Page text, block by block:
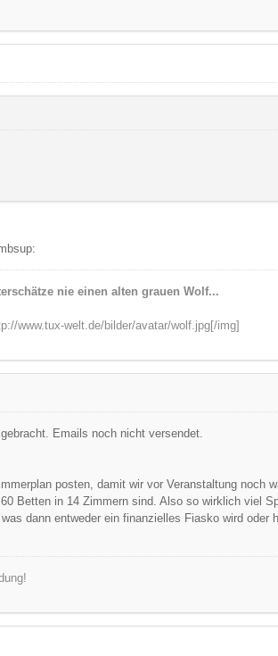
nie einen alten grauen Wolf...
www.tux-welt.de/bilder/avatar/wolf.jpg[/img]
Emails noch nicht versendet.
posten, damit wir vor Veranstaltung noch
Betten in 14 Zimmern sind. Also so wirklich viel
dann entweder ein finanzielles Fiasko wird oder